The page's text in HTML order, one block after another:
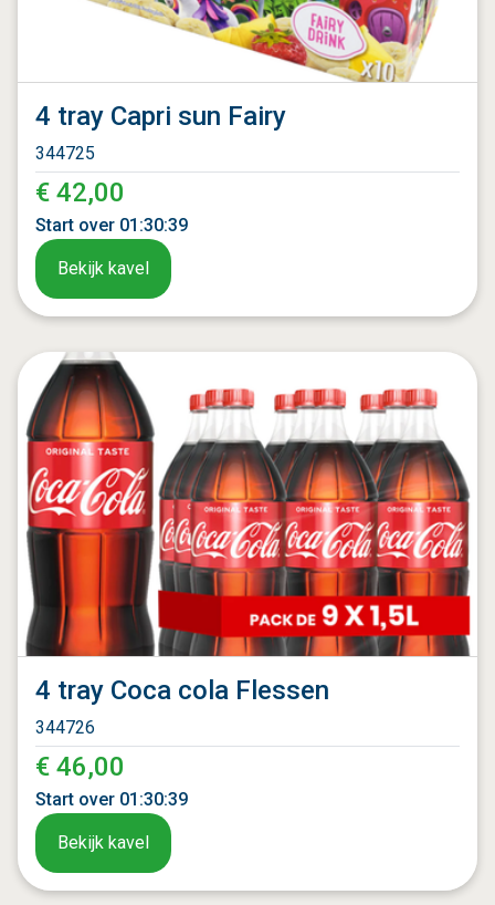
4 tray Capri sun Fairy
344725
€ 42,00
Start over 01 :30:37
Bekijk kavel
4 tray Coca cola Flessen
344726
€ 46,00
Start over 01 :30:37
Bekijk kavel